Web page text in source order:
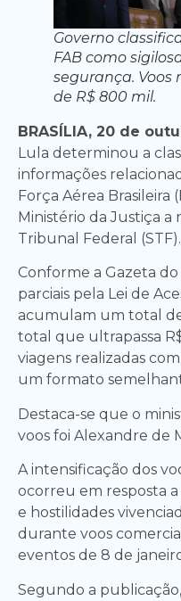
Governo
FAB como
segurança. Voos
de R$ 800 mil.
BRASÍLIA, 20 de
Lula determinou a
informações
Força Aérea Brasileira
Ministério da Justiça a
Tribunal Federal (STF).
Conforme a Gazeta
parciais pela Lei de
acumulam um total
total que ultrapassa
viagens realizadas
um formato
Destaca-se que o
voos foi Alexandre de
A intensificação dos
ocorreu em resposta
e hostilidades
durante voos
eventos de 8 de
Segundo a publicação,